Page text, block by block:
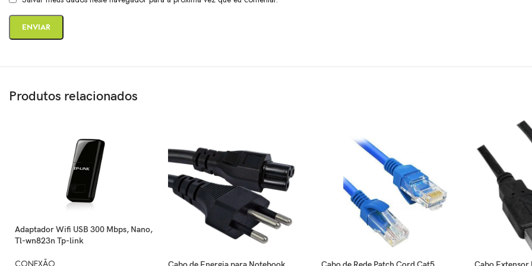
Produtos relacionados
Adaptador Wifi USB 300 Mbps, Nano,
Tl-wn823n Tp-link
CONEXÃO